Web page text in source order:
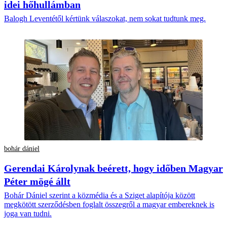
idei hőhullámban
Balogh Leventétől kértünk válaszokat, nem sokat tudtunk meg.
bohár dániel
Gerendai Károlynak beérett, hogy időben Magyar
Péter mögé állt
Bohár Dániel szerint a közmédia és a Sziget alapítója között
megkötött szerződésben foglalt összegről a magyar embereknek is
joga van tudni.